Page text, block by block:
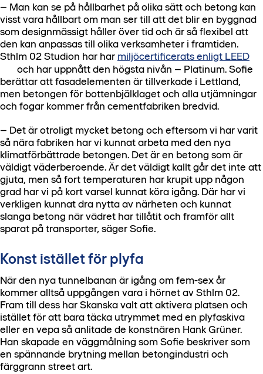
– Man kan se på hållbarhet på olika sätt och betong kan
visst vara hållbart om man ser till att det blir en byggnad
som designmässigt håller över tid och är så flexibel att
den kan anpassas till olika verksamheter i framtiden.
Sthlm 02 Studion har har miljöcertificerats enligt LEED
och har uppnått den högsta nivån – Platinum. Sofie
berättar att fasadelementen är tillverkade i Lettland,
men betongen för bottenbjälklaget och alla utjämningar
och fogar kommer från cementfabriken bredvid.
– Det är otroligt mycket betong och eftersom vi har varit
så nära fabriken har vi kunnat arbeta med den nya
klimatförbättrade betongen. Det är en betong som är
väldigt väderberoende. Är det väldigt kallt går det inte att
gjuta, men så fort temperaturen har krupit upp någon
grad har vi på kort varsel kunnat köra igång. Där har vi
verkligen kunnat dra nytta av närheten och kunnat
slanga betong när vädret har tillåtit och framför allt
sparat på transporter, säger Sofie.
Konst istället för plyfa
När den nya tunnelbanan är igång om fem-sex år
kommer alltså uppgången vara i hörnet av Sthlm 02.
Fram till dess har Skanska valt att aktivera platsen och
istället för att bara täcka utrymmet med en plyfaskiva
eller en vepa så anlitade de konstnären Hank Grüner.
Han skapade en väggmålning som Sofie beskriver som
en spännande brytning mellan betongindustri och
färggrann street art.